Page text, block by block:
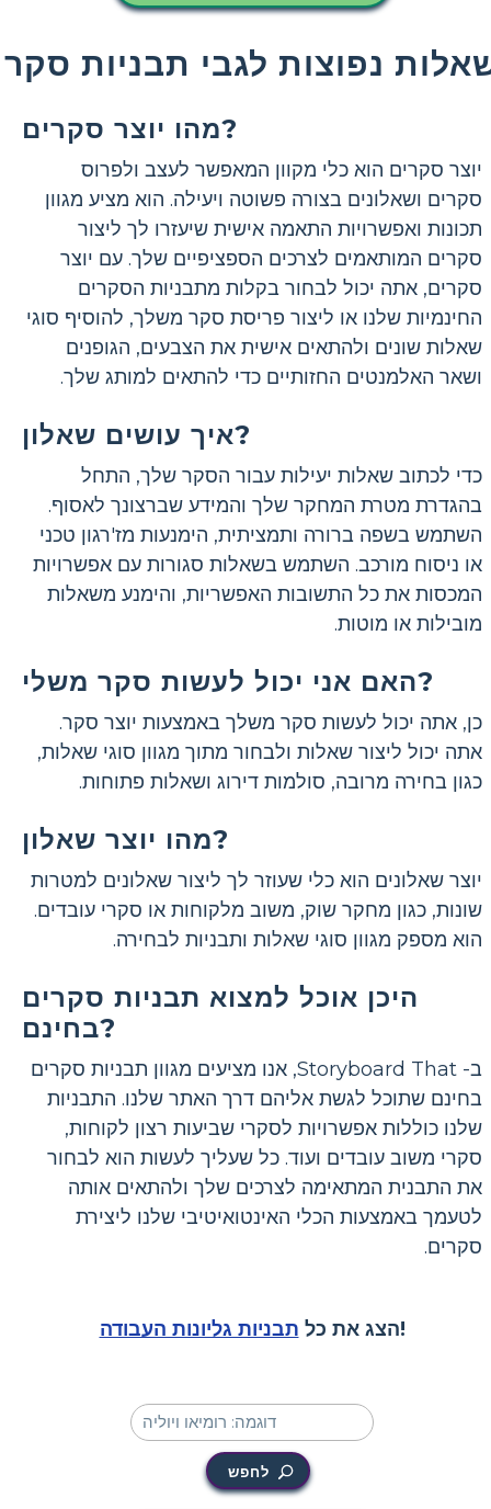
נפוצות לגבי תבניות סקר
מהו יוצר סקרים?
יוצר סקרים הוא כלי מקוון המאפשר לעצב ולפרוס
סקרים ושאלונים בצורה פשוטה ויעילה. הוא מציע מגוון
תכונות ואפשרויות התאמה אישית שיעזרו לך ליצור
סקרים המותאמים לצרכים הספציפיים שלך. עם יוצר
סקרים, אתה יכול לבחור בקלות מתבניות הסקרים
החינמיות שלנו או ליצור פריסת סקר משלך, להוסיף סוגי
שאלות שונים ולהתאים אישית את הצבעים, הגופנים
ושאר האלמנטים החזותיים כדי להתאים למותג שלך.
איך עושים שאלון?
כדי לכתוב שאלות יעילות עבור הסקר שלך, התחל
בהגדרת מטרת המחקר שלך והמידע שברצונך לאסוף.
השתמש בשפה ברורה ותמציתית, הימנעות מז'רגון טכני
או ניסוח מורכב. השתמש בשאלות סגורות עם אפשרויות
המכסות את כל התשובות האפשריות, והימנע משאלות
מובילות או מוטות.
האם אני יכול לעשות סקר משלי?
כן, אתה יכול לעשות סקר משלך באמצעות יוצר סקר.
אתה יכול ליצור שאלות ולבחור מתוך מגוון סוגי שאלות,
כגון בחירה מרובה, סולמות דירוג ושאלות פתוחות.
מהו יוצר שאלון?
יוצר שאלונים הוא כלי שעוזר לך ליצור שאלונים למטרות
שונות, כגון מחקר שוק, משוב מלקוחות או סקרי עובדים.
הוא מספק מגוון סוגי שאלות ותבניות לבחירה.
היכן אוכל למצוא תבניות סקרים
בחינם?
ב- Storyboard That, אנו מציעים מגוון תבניות סקרים
בחינם שתוכל לגשת אליהם דרך האתר שלנו. התבניות
שלנו כוללות אפשרויות לסקרי שביעות רצון לקוחות,
סקרי משוב עובדים ועוד. כל שעליך לעשות הוא לבחור
את התבנית המתאימה לצרכים שלך ולהתאים אותה
לטעמך באמצעות הכלי האינטואיטיבי שלנו ליצירת
סקרים.
הצג את כל תבניות גליונות העבודה !
לחפש